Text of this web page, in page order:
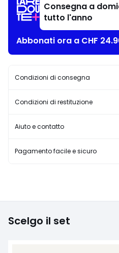
Consegna a
tutto l'anno
Abbonati ora a CHF
Condizioni di consegna
Condizioni di restituzione
Aiuto e contatto
Pagamento facile e sicuro
Scelgo il set